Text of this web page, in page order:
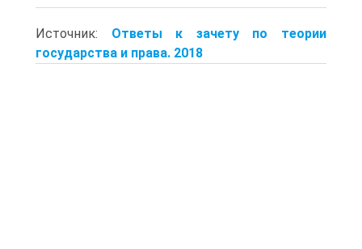
Источник: Ответы к зачету по теории
государства и права. 2018